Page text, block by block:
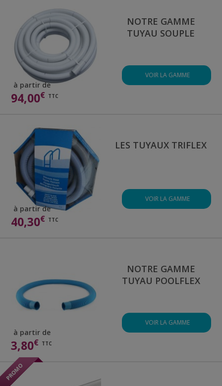
NOTRE GAMME
TUYAU SOUPLE
à partir de
94,00€ TTC
VOIR LA GAMME
LES TUYAUX TRIFLEX
à partir de
40,30€ TTC
VOIR LA GAMME
NOTRE GAMME
TUYAU POOLFLEX
à partir de
3,80€ TTC
VOIR LA GAMME